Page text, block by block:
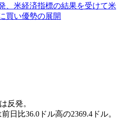
、米経済指標の結果を受けて米
買い優勢の展開
反発。
日比36.0ドル高の2369.4ドル。